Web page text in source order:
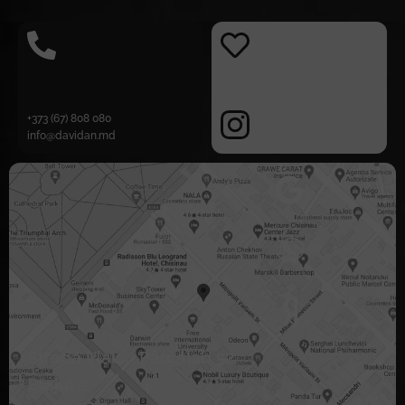
+373 (67) 808 080
info@davidan.md
Strada Vlaicu Pârcălab 52
Etajul 2